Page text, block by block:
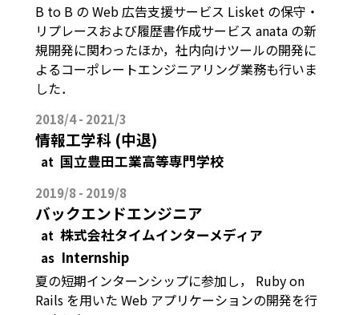
B to B の Web 広告支援サービス Lisket の保守・
リプレースおよび履歴書作成サービス anata の新
規開発に関わったほか，社内向けツールの開発に
よるコーポレートエンジニアリング業務も行いま
した．
2018/4 - 2021/3
情報工学科 (中退)
at 国立豊田工業高等専門学校
2019/8 - 2019/8
バックエンドエンジニア
at 株式会社タイムインターメディア
as Internship
夏の短期インターンシップに参加し， Ruby on
Rails を用いた Web アプリケーションの開発を行